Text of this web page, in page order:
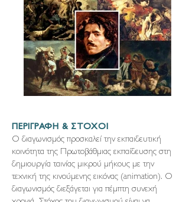
ΠΕΡΙΓΡΑΦΗ & ΣΤΟΧΟΙ
Ο διαγωνισμός προσκαλεί την εκπαιδευτική
κοινότητα της Πρωτοβάθμιας εκπαίδευσης στη
δημιουργία ταινίας μικρού μήκους με την
τεχνική της κινούμενης εικόνας (animation). Ο
διαγωνισμός διεξάγεται για πέμπτη συνεχή